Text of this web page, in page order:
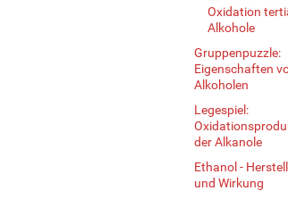
Oxidation
Alkohole
Gruppenpuzzle:
Eigenschaften
Alkoholen
Legespiel:
der Alkanole
Ethanol -
und Wirkung